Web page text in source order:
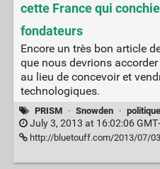
cette France qui
fondateurs
Encore un très bon article
que nous devrions
au lieu de concevoir et
technologiques.
PRISM · Snowden · politique
July 3, 2013 at 16:02:06
http://bluetouff.com/2013/07/03/snowden-